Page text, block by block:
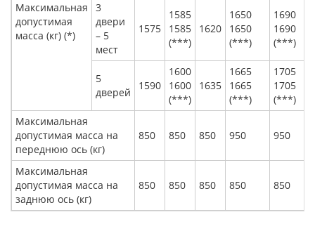
Максимальная
допустимая
масса (кг) (*)
3
двери
– 5
мест
1575
1585
1585
(***)
1620
1650
1650
(***)
1690
1690
(***)
5
дверей
1590
1600
1600
(***)
1635
1665
1665
(***)
1705
1705
(***)
Максимальная
допустимая масса на
переднюю ось (кг)
850 850 850 950 950
Максимальная
допустимая масса на
заднюю ось (кг)
850 850 850 850 850